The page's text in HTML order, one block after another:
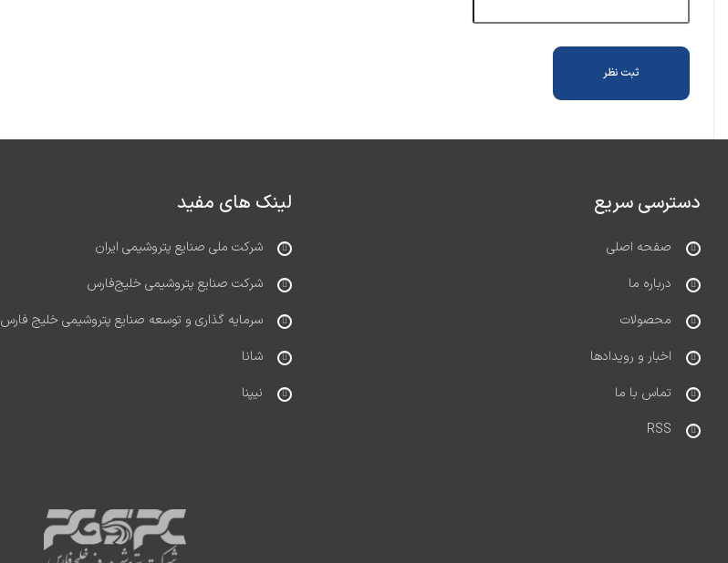
دسترسی سریع
صفحه اصلی
درباره ما
محصولات
اخبار و رویدادها
تماس با ما
RSS
لینک های مفید
شرکت ملی صنایع پتروشیمی ایران
شرکت صنایع پتروشیمی خلیج‌فارس
سرمایه گذاری و توسعه صنایع پتروشیمی خلیج فارس
شانا
نیپنا